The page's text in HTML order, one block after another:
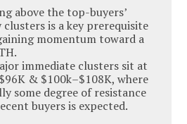
above the top-buyers’
clusters is a key prerequisite
momentum toward a
immediate clusters sit at
& $100k–$108K, where
some degree of resistance
buyers is expected.